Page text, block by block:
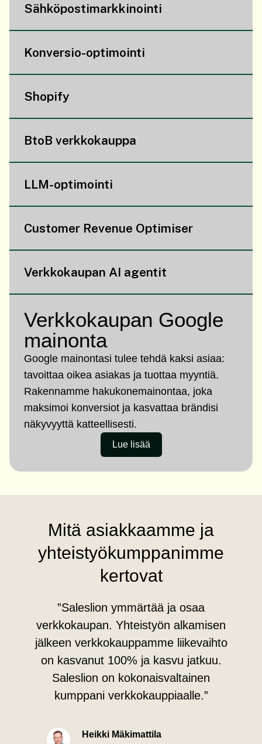
Sähköpostimarkkinointi
Konversio-optimointi
Shopify
BtoB verkkokauppa
LLM-optimointi
Customer Revenue Optimiser
Verkkokaupan AI agentit
Verkkokaupan Google
mainonta
Google mainontasi tulee tehdä kaksi asiaa:
tavoittaa oikea asiakas ja tuottaa myyntiä.
Rakennamme hakukonemainontaa, joka
maksimoi konversiot ja kasvattaa brändisi
näkyvyyttä katteellisesti.
Lue lisää
Mitä asiakkaamme ja
yhteistyökumppanimme
kertovat
”Saleslion ymmärtää ja osaa
verkkokaupan. Yhteistyön alkamisen
jälkeen verkkokauppamme liikevaihto
on kasvanut 100% ja kasvu jatkuu.
Saleslion on kokonaisvaltainen
kumppani verkkokauppiaalle.”
Heikki Mäkimattila